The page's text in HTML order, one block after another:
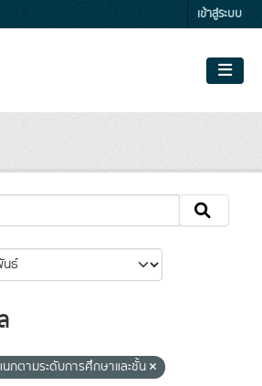
เข้าสู่ระบบ
นกตามระดับการศึกษาและชั้น